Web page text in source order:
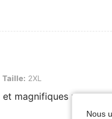
2XL
Taille: 2XL
et magnifiques portes
Nous